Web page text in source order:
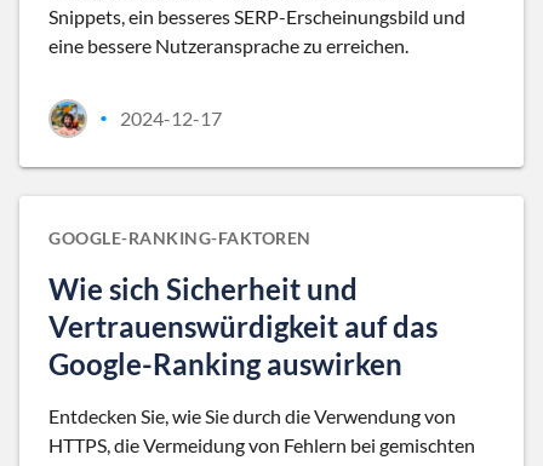
Snippets, ein besseres SERP-Erscheinungsbild und
eine bessere Nutzeransprache zu erreichen.
• 2024-12-17
GOOGLE-RANKING-FAKTOREN
Wie sich Sicherheit und
Vertrauenswürdigkeit auf das
Google-Ranking auswirken
Entdecken Sie, wie Sie durch die Verwendung von
HTTPS, die Vermeidung von Fehlern bei gemischten